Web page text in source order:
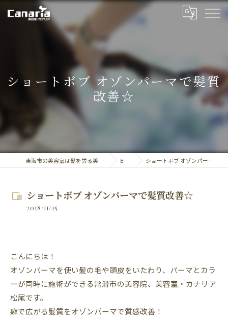
ショートボブ オゾンパーマで髪質
改善☆
東海市の美容室は髪を労る美容室・カナリア BLOG ショートボブ オゾンパーマで髪質改善☆
ショートボブ オゾンパーマで髪質改善☆
2018/11/15
こんにちは！
オゾンパーマを使い髪の毛や頭皮をいたわり、パーマとカラ
ーが同時に施術ができる常滑市の美容院、美容室・カナリア
松尾です。
癖で広がる髪質をオゾンパーマで質感改善！